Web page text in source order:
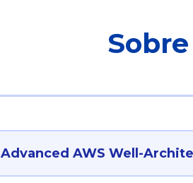
Advanced AWS Well-